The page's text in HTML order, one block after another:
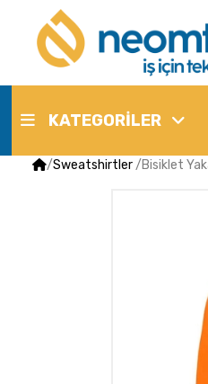
KATEGORİLER
/Sweatshirtler/Bisiklet